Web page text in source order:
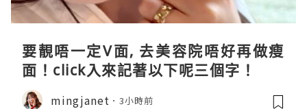
要靚唔一定V面, 去美容院唔好再做瘦
面！click入來記著以下呢三個字！
mingjanet 3小時前